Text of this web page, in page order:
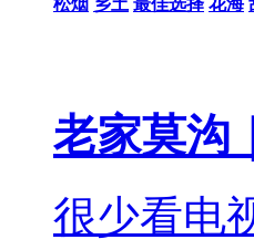
松烟 乡土 最佳选择 花海
老家莫沟
很少看电